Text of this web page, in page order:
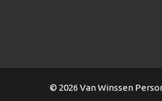
© 2026 Van Winssen